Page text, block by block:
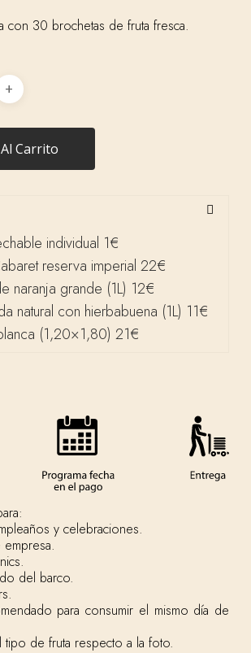
con 30 brochetas de fruta fresca.
Carrito
individual 1€
reserva imperial 22€
naranja grande (1L) 12€
natural con hierbabuena (1L) 11€
(1,20×1,80) 21€
y celebraciones.
del barco.
para consumir el mismo día de
tipo de fruta respecto a la foto.